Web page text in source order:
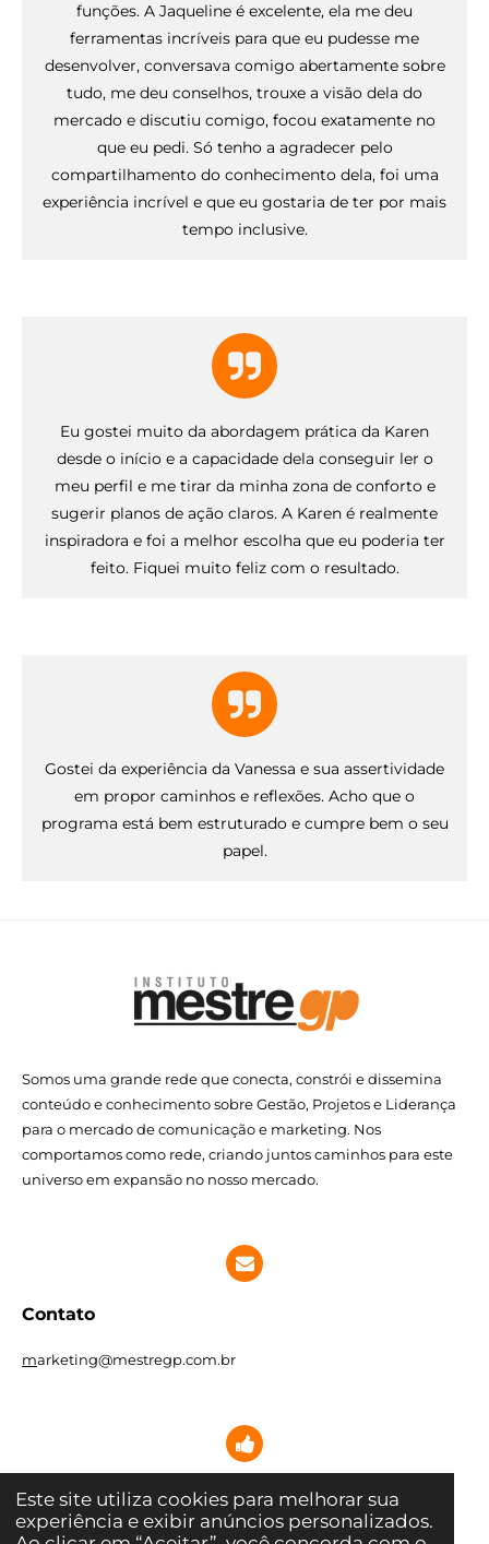
Este site utiliza cookies para melhorar sua
experiência e exibir anúncios personalizados.
funções. A Jaqueline é excelente, ela me deu
ferramentas incríveis para que eu pudesse me
desenvolver, conversava comigo abertamente sobre
tudo, me deu conselhos, trouxe a visão dela do
mercado e discutiu comigo, focou exatamente no
que eu pedi. Só tenho a agradecer pelo
compartilhamento do conhecimento dela, foi uma
experiência incrível e que eu gostaria de ter por mais
tempo inclusive.
Eu gostei muito da abordagem prática da Karen
desde o início e a capacidade dela conseguir ler o
meu perfil e me tirar da minha zona de conforto e
sugerir planos de ação claros. A Karen é realmente
inspiradora e foi a melhor escolha que eu poderia ter
feito. Fiquei muito feliz com o resultado.
Gostei da experiência da Vanessa e sua assertividade
em propor caminhos e reflexões. Acho que o
programa está bem estruturado e cumpre bem o seu
papel.
Somos uma grande rede que conecta, constrói e dissemina
conteúdo e conhecimento sobre Gestão, Projetos e Liderança
para o mercado de comunicação e marketing. Nos
comportamos como rede, criando juntos caminhos para este
universo em expansão no nosso mercado.
Contato
marketing@mestregp.com.br
Siga-nos nas redes sociais